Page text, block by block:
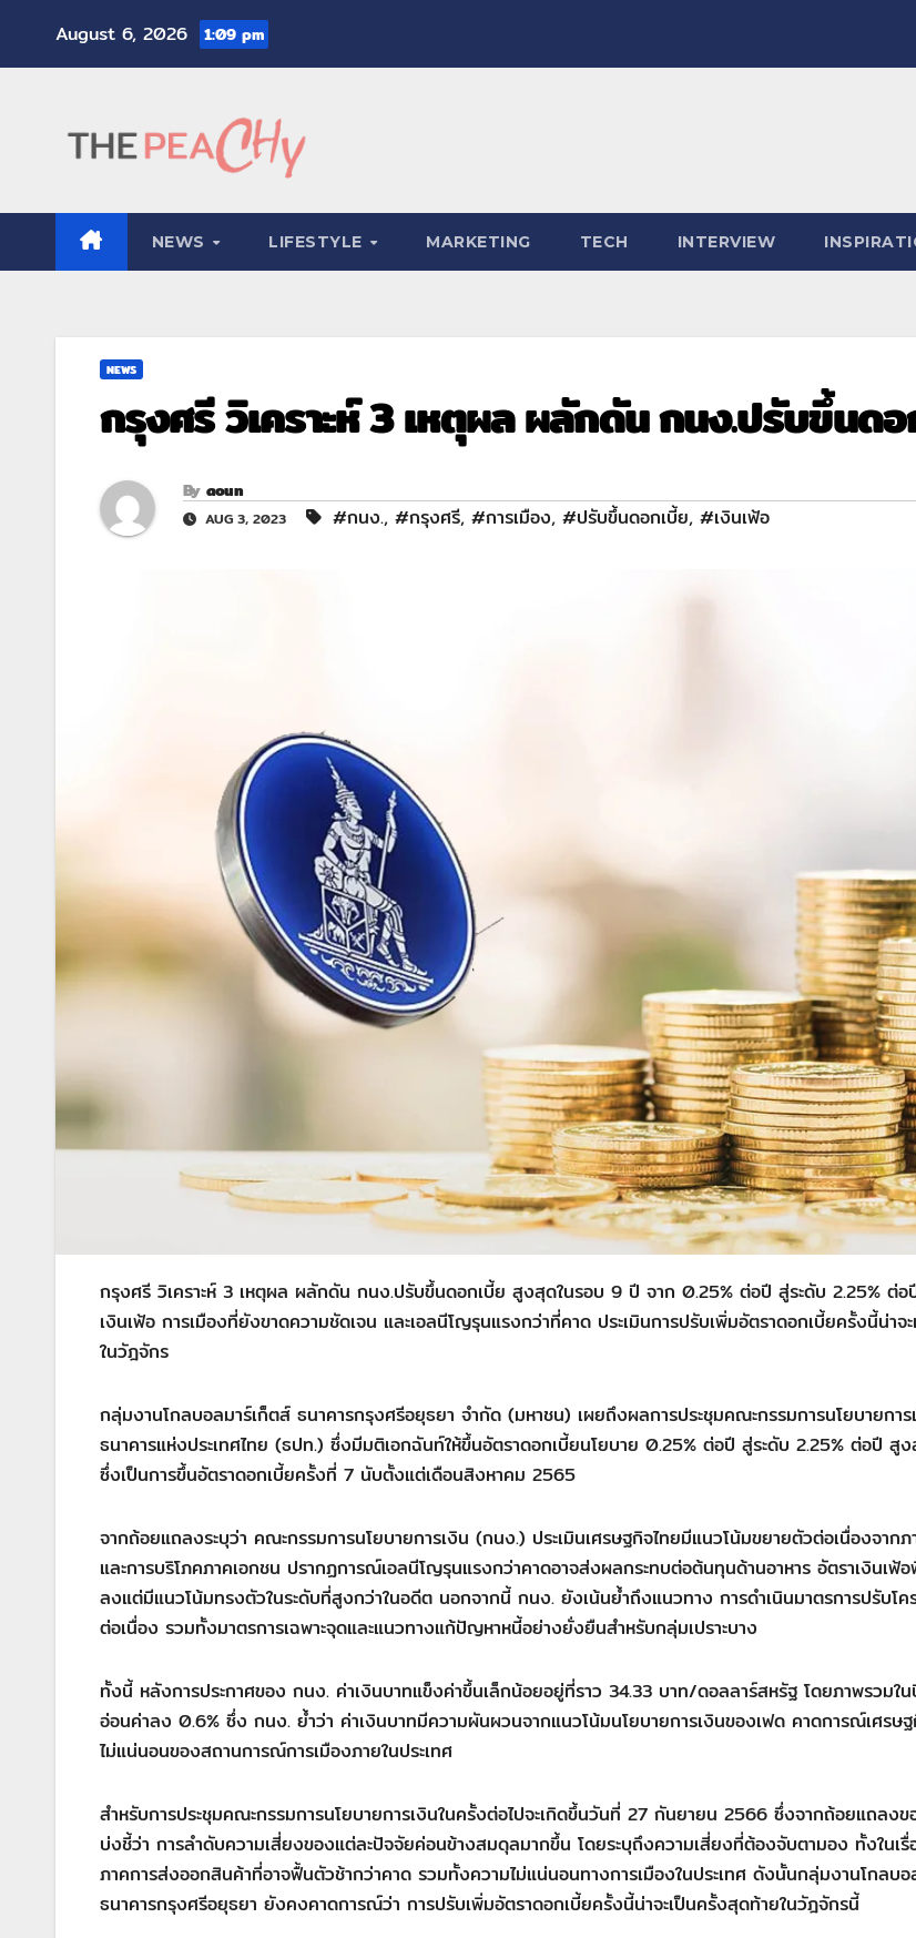
August 6, 2026 1:09 pm
NEWS LIFESTYLE MARKETING TECH INTERVIEW
NEWS
กรุงศรี วิเคราะห์ 3 เหตุผล ผลักดัน กนง.ปรับขึ้นด
By aoun
AUG 3, 2023 #กนง., #กรุงศรี, #การเมือง, #ปรับขึ้นดอกเบี้ย, #เงินเฟ้อ
กรุงศรี วิเคราะห์ 3 เหตุผล ผลักดัน กนง.ปรับขึ้นดอกเบี้ย สูงสุดในรอบ 9 ปี จาก 0.25% ต่อปี สู่ระดับ 2.25% ต่อ
เงินเฟ้อ การเมืองที่ยังขาดความชัดเจน และเอลนีโญรุนแรงกว่าที่คาด ประเมินการปรับเพิ่มอัตราดอกเบี้ยครั้งนี้น่าจ
ในวัฎจักร
กลุ่มงานโกลบอลมาร์เก็ตส์ ธนาคารกรุงศรีอยุธยา จำกัด (มหาชน) เผยถึงผลการประชุมคณะกรรมการนโยบายกา
ธนาคารแห่งประเทศไทย (ธปท.) ซึ่งมีมติเอกฉันท์ให้ขึ้นอัตราดอกเบี้ยนโยบาย 0.25% ต่อปี สู่ระดับ 2.25% ต่อปี สู
ซึ่งเป็นการขึ้นอัตราดอกเบี้ยครั้งที่ 7 นับตั้งแต่เดือนสิงหาคม 2565
จากถ้อยแถลงระบุว่า คณะกรรมการนโยบายการเงิน (กนง.) ประเมินเศรษฐกิจไทยมีแนวโน้มขยายตัวต่อเนื่องจาก
และการบริโภคภาคเอกชน ปรากฏการณ์เอลนีโญรุนแรงกว่าคาดอาจส่งผลกระทบต่อต้นทุนด้านอาหาร อัตราเงินเฟ้
ลงแต่มีแนวโน้มทรงตัวในระดับที่สูงกว่าในอดีต นอกจากนี้ กนง. ยังเน้นย้ำถึงแนวทาง การดำเนินมาตรการปรับโค
ต่อเนื่อง รวมทั้งมาตรการเฉพาะจุดและแนวทางแก้ปัญหาหนี้อย่างยั่งยืนสำหรับกลุ่มเปราะบาง
ทั้งนี้ หลังการประกาศของ กนง. ค่าเงินบาทแข็งค่าขึ้นเล็กน้อยอยู่ที่ราว 34.33 บาท/ดอลลาร์สหรัฐ โดยภาพรวมใน
อ่อนค่าลง 0.6% ซึ่ง กนง. ย้ำว่า ค่าเงินบาทมีความผันผวนจากแนวโน้มนโยบายการเงินของเฟด คาดการณ์เศรษ
ไม่แน่นอนของสถานการณ์การเมืองภายในประเทศ
สำหรับการประชุมคณะกรรมการนโยบายการเงินในครั้งต่อไปจะเกิดขึ้นวันที่ 27 กันยายน 2566 ซึ่งจากถ้อยแถลง
บ่งชี้ว่า การลำดับความเสี่ยงของแต่ละปัจจัยค่อนข้างสมดุลมากขึ้น โดยระบุถึงความเสี่ยงที่ต้องจับตามอง ทั้งในเรื่
ภาคการส่งออกสินค้าที่อาจฟื้นตัวช้ากว่าคาด รวมทั้งความไม่แน่นอนทางการเมืองในประเทศ ดังนั้นกลุ่มงานโกลบอ
ธนาคารกรุงศรีอยุธยา ยังคงคาดการณ์ว่า การปรับเพิ่มอัตราดอกเบี้ยครั้งนี้น่าจะเป็นครั้งสุดท้ายในวัฎจักรนี้